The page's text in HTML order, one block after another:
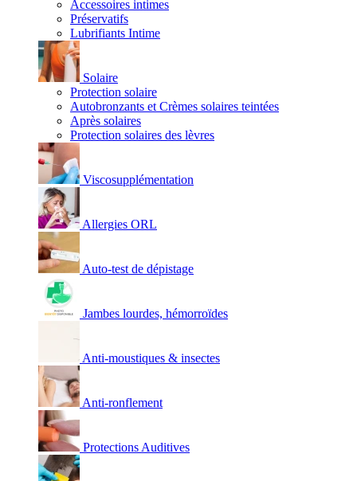
Accessoires intimes
Préservatifs
Lubrifiants Intime
Solaire
Protection solaire
Autobronzants et Crèmes solaires teintées
Après solaires
Protection solaires des lèvres
Viscosupplémentation
Allergies ORL
Auto-test de dépistage
Jambes lourdes, hémorroïdes
Anti-moustiques & insectes
Anti-ronflement
Protections Auditives